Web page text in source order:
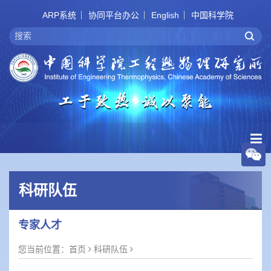
ARP系统 协同平台办公 English 中国科学院
科研队伍
专家人才
您当前位置： 首页 科研队伍